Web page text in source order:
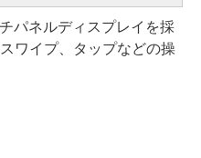
パネルディスプレイを採
ワイプ、タップなどの操